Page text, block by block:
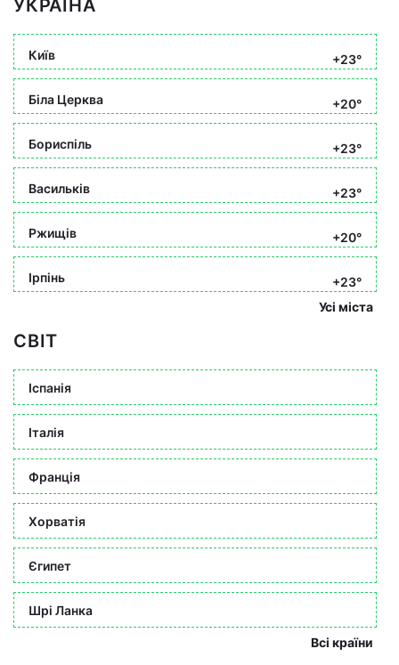
УКРАЇНА
Київ +23°
Біла Церква +20°
Бориспіль +23°
Васильків +23°
Ржищів +20°
Ірпінь
+23°
Усі міста
СВІТ
Іспанія
Італія
Франція
Хорватія
Єгипет
Шрі Ланка
Всі країни